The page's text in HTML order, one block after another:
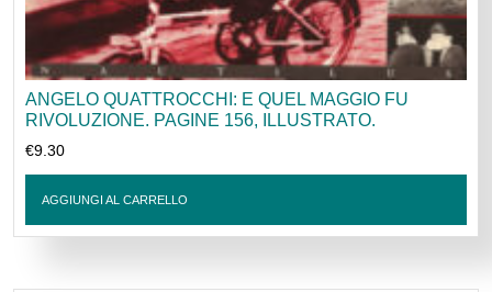
ANGELO QUATTROCCHI: E QUEL MAGGIO FU
RIVOLUZIONE. PAGINE 156, ILLUSTRATO.
€9.30
AGGIUNGI AL CARRELLO